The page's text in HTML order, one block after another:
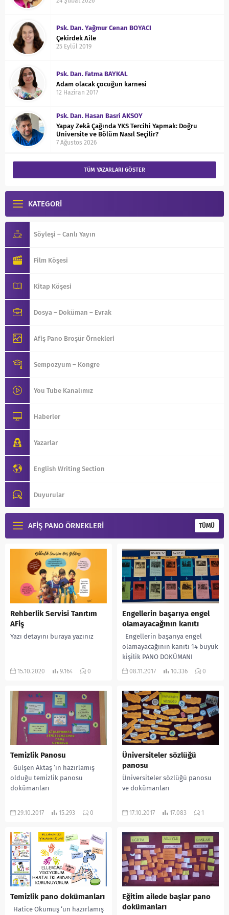
Psk. Dan. Yağmur Cenan BOYACI
Çekirdek Aile
25 Eylül 2019
Psk. Dan. Fatma BAYKAL
Adam olacak çocuğun karnesi
12 Haziran 2017
Psk. Dan. Hasan Basri AKSOY
Yapay Zekâ Çağında YKS Tercihi Yapmak: Doğru
Üniversite ve Bölüm Nasıl Seçilir?
7 Ağustos 2026
Uzm. Psk. Dan. Özlem Lalin YILMAZ
4 Eylül 2021
Psk. Dan. Ömer CİMEM
Koşu bandında maraton koşmak
16 Ekim 2020
4 Ağustos 2020
Psk. Dan. Servet Engin GENCBAY
Türk PDR Derneği Demokrasi Şöleni
TÜM YAZARLARI GÖSTER
KATEGORİ
Söyleşi – Canlı Yayın
Film Köşesi
Kitap Köşesi
Dosya – Doküman – Evrak
Afiş Pano Broşür Örnekleri
Sempozyum – Kongre
You Tube Kanalımız
Haberler
Yazarlar
English Writing Section
Duyurular
AFİŞ PANO ÖRNEKLERİ TÜMÜ
Rehberlik Servisi Tanıtım
AFiş
Yazı detayını buraya yazınız
15.10.2020 9.164 0
Engellerin başarıya engel
olamayacağının kanıtı
Engellerin başarıya engel
olamayacağının kanıtı 14 büyük
kişilik PANO DOKÜMANI
08.11.2017 10.336 0
Temizlik Panosu
Gülşen Aktaş ‘ın hazırlamış
olduğu temizlik panosu
dokümanları
29.10.2017 15.293 0
Üniversiteler sözlüğü
panosu
Üniversiteler sözlüğü panosu
ve dokümanları
17.10.2017 17.083 1
Temizlik pano dokümanları
Hatice Okumuş ‘un hazırlamış
Eğitim ailede başlar pano
dokümanları